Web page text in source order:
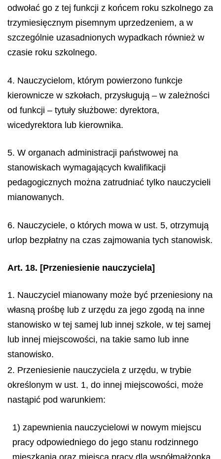
odwołać go z tej funkcji z końcem roku szkolnego za
trzymiesięcznym pisemnym uprzedzeniem, a w
szczególnie uzasadnionych wypadkach również w
czasie roku szkolnego.
4. Nauczycielom, którym powierzono funkcje
kierownicze w szkołach, przysługują – w zależności
od funkcji – tytuły służbowe: dyrektora,
wicedyrektora lub kierownika.
5. W organach administracji państwowej na
stanowiskach wymagających kwalifikacji
pedagogicznych można zatrudniać tylko nauczycieli
mianowanych.
6. Nauczyciele, o których mowa w ust. 5, otrzymują
urlop bezpłatny na czas zajmowania tych stanowisk.
Art. 18. [Przeniesienie nauczyciela]
1. Nauczyciel mianowany może być przeniesiony na
własną prośbę lub z urzędu za jego zgodą na inne
stanowisko w tej samej lub innej szkole, w tej samej
lub innej miejscowości, na takie samo lub inne
stanowisko.
2. Przeniesienie nauczyciela z urzędu, w trybie
określonym w ust. 1, do innej miejscowości, może
nastąpić pod warunkiem:
1) zapewnienia nauczycielowi w nowym miejscu
pracy odpowiedniego do jego stanu rodzinnego